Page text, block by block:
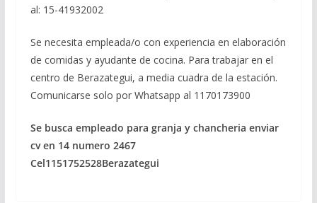
al: 15-41932002
Se necesita empleada/o con experiencia en elaboración
de comidas y ayudante de cocina. Para trabajar en el
centro de Berazategui, a media cuadra de la estación.
Comunicarse solo por Whatsapp al 1170173900
Se busca empleado para granja y chancheria enviar
cv en 14 numero 2467
Cel1151752528Berazategui